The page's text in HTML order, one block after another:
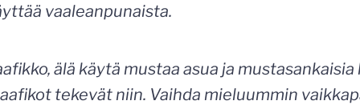
vaaleanpunaista.
älä käytä mustaa asua ja mustasankaisia
tekevät niin. Vaihda mieluummin